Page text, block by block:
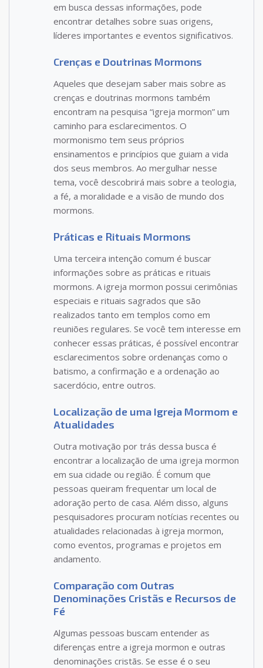
em busca dessas informações, pode
encontrar detalhes sobre suas origens,
líderes importantes e eventos significativos.
Crenças e Doutrinas Mormons
Aqueles que desejam saber mais sobre as
crenças e doutrinas mormons também
encontram na pesquisa “igreja mormon” um
caminho para esclarecimentos. O
mormonismo tem seus próprios
ensinamentos e princípios que guiam a vida
dos seus membros. Ao mergulhar nesse
tema, você descobrirá mais sobre a teologia,
a fé, a moralidade e a visão de mundo dos
mormons.
Práticas e Rituais Mormons
Uma terceira intenção comum é buscar
informações sobre as práticas e rituais
mormons. A igreja mormon possui cerimônias
especiais e rituais sagrados que são
realizados tanto em templos como em
reuniões regulares. Se você tem interesse em
conhecer essas práticas, é possível encontrar
esclarecimentos sobre ordenanças como o
batismo, a confirmação e a ordenação ao
sacerdócio, entre outros.
Localização de uma Igreja Mormom e
Atualidades
Outra motivação por trás dessa busca é
encontrar a localização de uma igreja mormon
em sua cidade ou região. É comum que
pessoas queiram frequentar um local de
adoração perto de casa. Além disso, alguns
pesquisadores procuram notícias recentes ou
atualidades relacionadas à igreja mormon,
como eventos, programas e projetos em
andamento.
Comparação com Outras
Denominações Cristãs e Recursos de
Fé
Algumas pessoas buscam entender as
diferenças entre a igreja mormon e outras
denominações cristãs. Se esse é o seu